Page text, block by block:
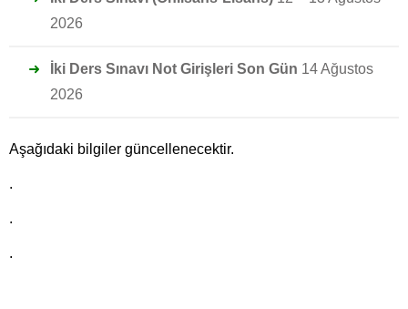
2026
İki Ders Sınavı Not Girişleri Son Gün 14 Ağustos
2026
Aşağıdaki bilgiler güncellenecektir.
.
.
.